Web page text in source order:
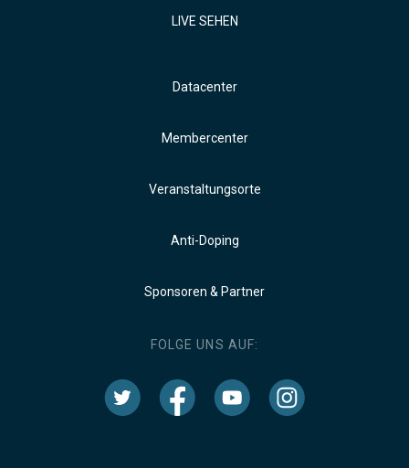
LIVE SEHEN
Datacenter
Membercenter
Veranstaltungsorte
Anti-Doping
Sponsoren & Partner
FOLGE UNS AUF: